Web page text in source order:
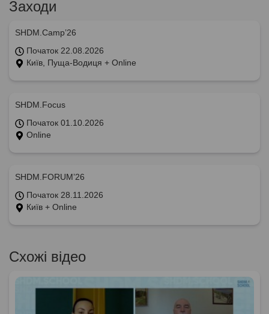
Заходи
SHDM.Camp’26
Початок 22.08.2026
Київ, Пуща-Водиця + Online
SHDM.Focus
Початок 01.10.2026
Online
SHDM.FORUM’26
Початок 28.11.2026
Київ + Online
Схожі відео